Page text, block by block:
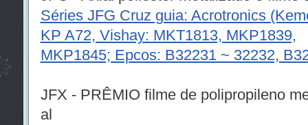
Séries JFG Cruz guia: Acrotronics
KP A72, Vishay: MKT1813, MKP1839,
MKP1845; Epcos: B32231 ~ 32232,
JFX - PRÊMIO filme de polipropileno
al